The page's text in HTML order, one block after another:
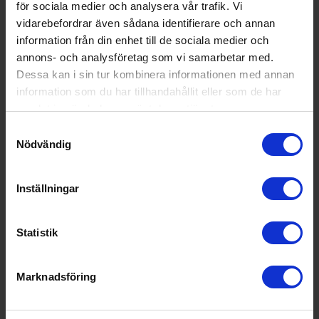
för sociala medier och analysera vår trafik. Vi
vidarebefordrar även sådana identifierare och annan
information från din enhet till de sociala medier och
annons- och analysföretag som vi samarbetar med.
Dessa kan i sin tur kombinera informationen med annan
information som du har tillhandahållit eller som de har
samlat in när du har använt deras tjänster.
Nödvändig
Inställningar
Statistik
Marknadsföring
Anpassningsbart vattenflöde
Vattenvolymen kan enkelt regleras med en ventil, vilket
möjliggör en vatteneffektiv rengöring. Detta gör det möjligt
Tryck (bar/MPa):
10
Vikt utan tillbehör (kg):
5
Populära produkter i denna kategori